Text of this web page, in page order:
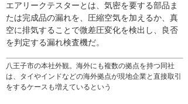
八王子市の本社外観。海外にも複数の拠点を持つ同社
は、タイやインドなどの海外拠点が現地企業と直接取引
をするケースも増えているという
エアリークテスターとは、気密を要する部品ま
たは完成品の漏れを、圧縮空気を加えるか、真
空に排気することで微差圧変化を検出し、良否
を判定する漏れ検査機だ。